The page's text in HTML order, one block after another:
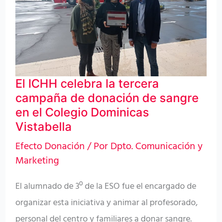
El ICHH celebra la tercera
campaña de donación de sangre
en el Colegio Dominicas
Vistabella
Efecto Donación/ PorDpto. Comunicación y
Marketing
El alumnado de 3º de la ESO fue el encargado de
organizar esta iniciativa y animar al profesorado,
tercera
campaña
de
donación
de
sangre
en
el